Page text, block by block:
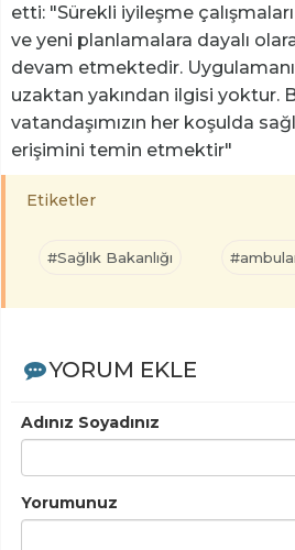
etti: "Sürekli iyileşme
ve yeni planlamalara dayalı
devam etmektedir.
uzaktan yakından ilgisi yoktur.
vatandaşımızın her koşulda
erişimini temin etmektir"
Etiketler
#Sağlık Bakanlığı
YORUM EKLE
Adınız Soyadınız
Yorumunuz